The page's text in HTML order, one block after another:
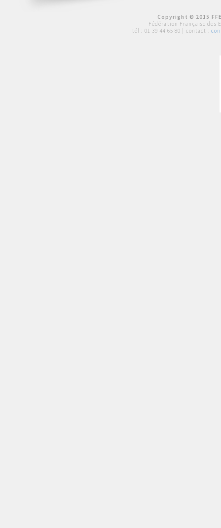
Copyright © 2015
Fédération Française des
tél : 01 39 44 65 80 | contact :